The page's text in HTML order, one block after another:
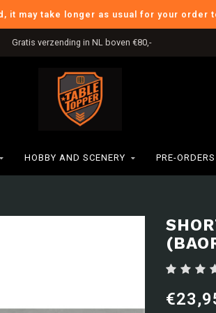
it may take longer as usual for your order
Gratis verzending in NL boven €80,-
HOBBY AND SCENERY PRE-ORDERS